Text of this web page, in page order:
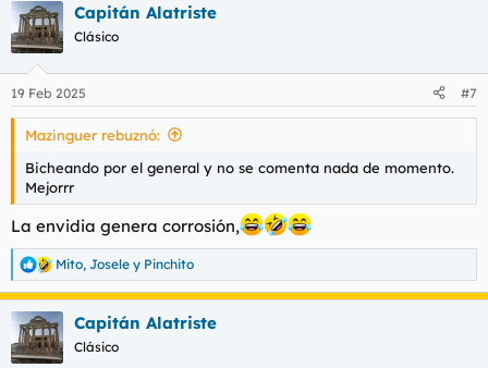
c
c
i
e
s
Capitán Alatriste
Clásico
19 Feb 2025 #7
Mazinguer rebuznó:
Bicheando por el general y no se comenta nada de momento.
Mejorrr
La envidia genera corrosión,
R
e
a
c
c
i
Mito, Josele y Pinchito
Capitán Alatriste
Clásico